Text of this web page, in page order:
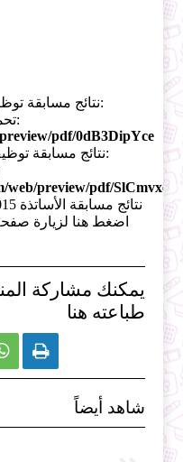
نتائج مسابقة توظيف أساتذة التعليم المتوسط:
تحميل النتائج:
pdf/0dB3DipYce
نتائج مسابقة توظيف أساتذة التعليم الإبتدائي:
web/preview/pdf/
نتائج مسابقة الأساتذة 2015 بمديرية التربية لولاية سعيدة
اضغط هنا لزيارة صفحة
يمكنك مشاركة
طباعته هنا

شاهد أيضاً